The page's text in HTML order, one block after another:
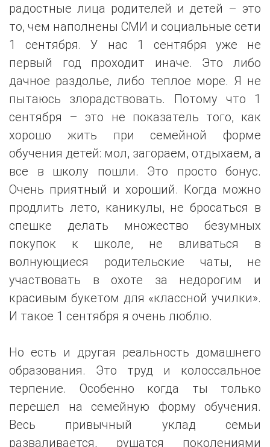
радостные лица родителей и детей – это
то, чем наполнены СМИ и социальные сети
1 сентября. У нас 1 сентября уже не
первый год проходит иначе. Это либо
дачное раздолье, либо теплое море. Я не
пытаюсь злорадствовать. Потому что 1
сентября – это не показатель того, как
хорошо жить при семейной форме
обучения детей: мол, загораем, отдыхаем, а
все в школу пошли. Это просто бонус.
Очень приятный и хороший. Когда можно
продлить лето, каникулы, не бросаться в
спешке делать множество безумных
покупок к школе, не вливаться в
волнующиеся родительские чаты, не
участвовать в охоте за недорогим и
красивым букетом для «классной училки».
И такое 1 сентября я очень люблю.
Но есть и другая реальность домашнего
образования. Это труд и колоссальное
терпение. Особенно когда ты только
перешел на семейную форму обучения.
Весь привычный уклад семьи
разваливается, рушатся поколениями